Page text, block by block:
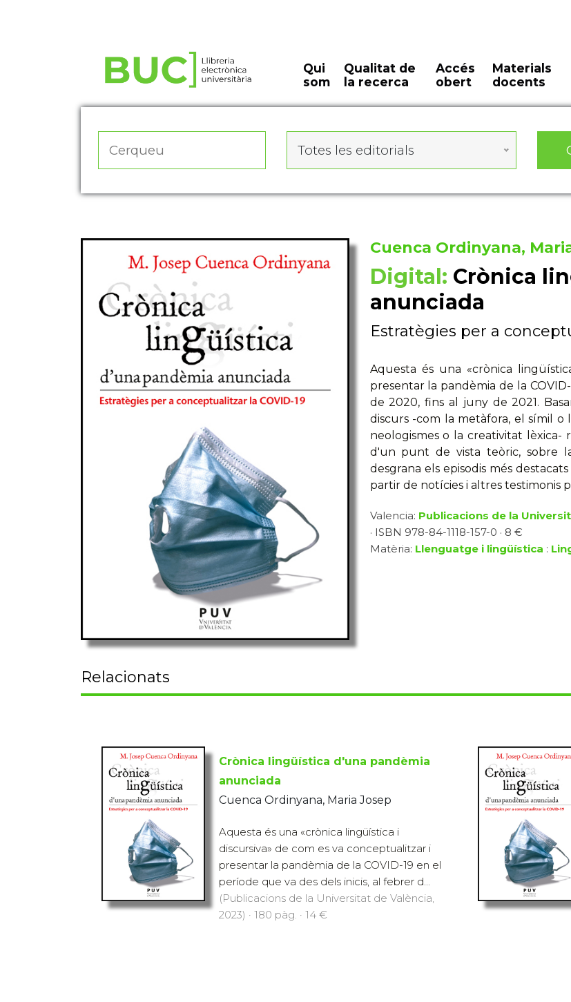
Qui
som
Qualitat de
la recerca
Accés
obert
Materials
docents
Totes les editorials
Cuenca Ordinyana,
Digital: Crònica
anunciada
Estratègies per a
Aquesta és una «crònica
presentar la pandèmia de la
de 2020, fins al juny de 2021.
discurs -com la metàfora, el símil
neologismes o la creativitat
d'un punt de vista teòric, sobre
desgrana els episodis més
partir de notícies i altres testimonis
Valencia: Publicacions de la
· ISBN 978-84-1118-157-0 · 8 €
Matèria: Llenguatge i lingüística :
Relacionats
Crònica lingüística d'una pandèmia
anunciada
Cuenca Ordinyana, Maria Josep
Aquesta és una «crònica lingüística i
discursiva» de com es va conceptualitzar i
presentar la pandèmia de la COVID-19 en el
període que va des dels inicis, al febrer d...
(Publicacions de la Universitat de València,
2023) · 180 pàg. · 14 €